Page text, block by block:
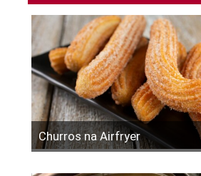
Churros na Airfryer